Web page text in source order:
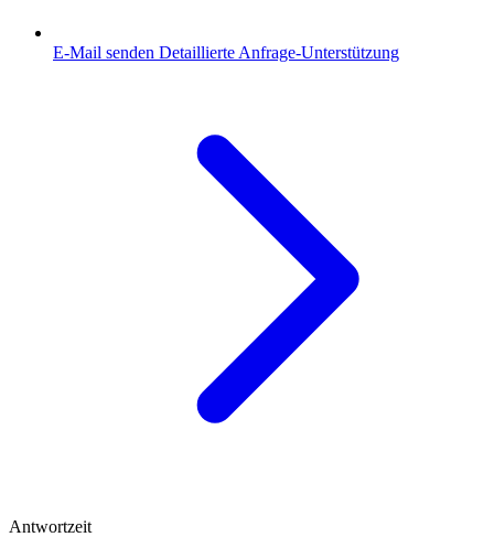
E-Mail senden Detaillierte Anfrage-Unterstützung
Antwortzeit